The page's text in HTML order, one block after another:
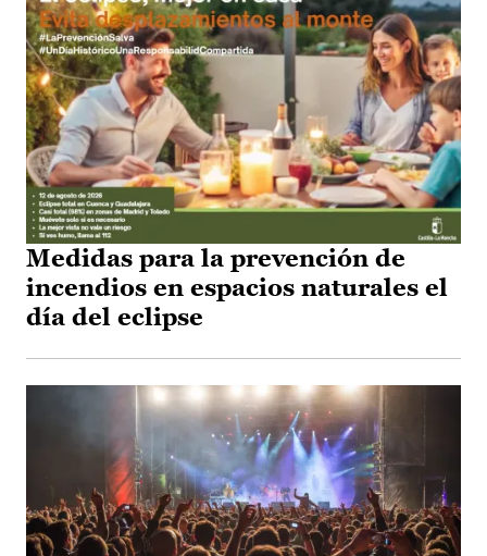
Medidas para la prevención de
incendios en espacios naturales el
día del eclipse